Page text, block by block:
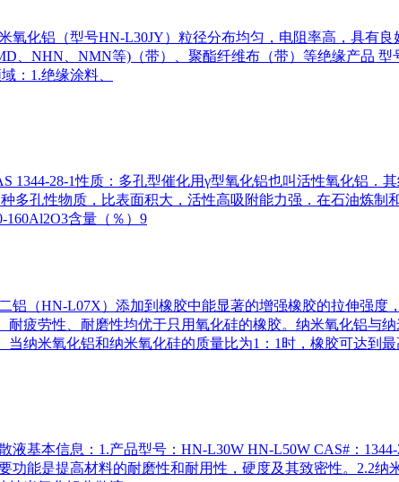
氧化铝（型号HN-L30JY）粒径分布均匀，电阻率高，具有
、NHN、NMN等)（带）、聚酯纤维布（带）等绝缘产品 型
：1.绝缘涂料、
1344-28-1性质：多孔型催化用γ型氧化铝也叫活性氧化铝
多孔性物质，比表面积大，活性高吸附能力强．在石油炼
160Al2O3含量（％）9
铝（HN-L07X）添加到橡胶中能显著的增强橡胶的拉伸强
耐疲劳性、耐磨性均优于只用氧化硅的橡胶。纳米氧化铝与
当纳米氧化铝和纳米氧化硅的质量比为1：1时，橡胶可达到最
液基本信息：1.产品型号：HN-L30W HN-L50W CAS#：
功能是提高材料的耐磨性和耐用性，硬度及其致密性。2.2